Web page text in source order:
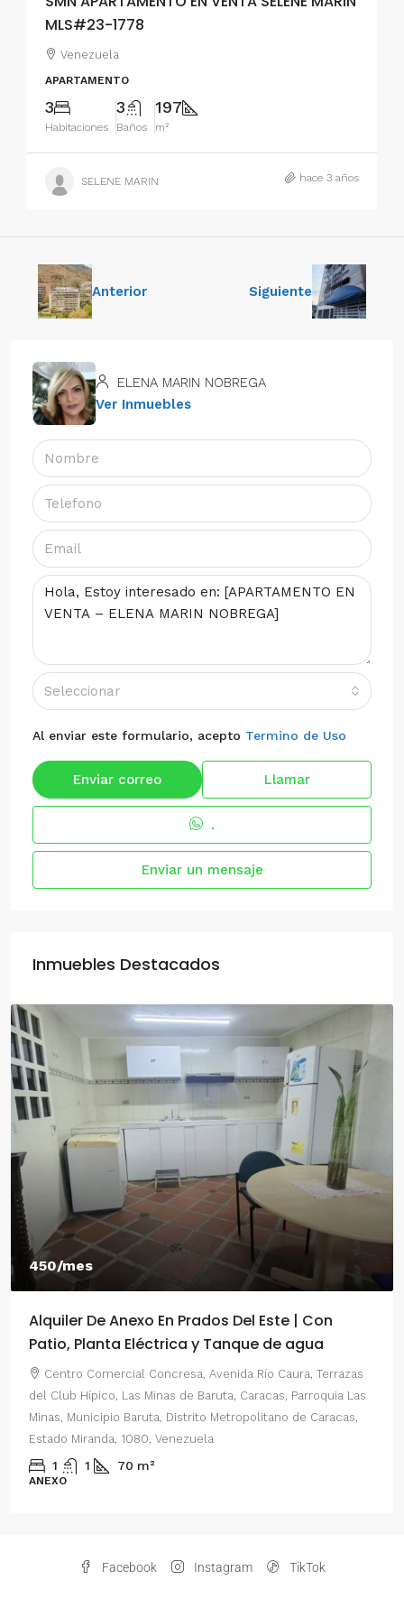
MLS#23-1778
Venezuela
APARTAMENTO
3
Habitaciones
3
Baños
197
m²
SELENE MARIN hace 3 años
Anterior Siguiente
ELENA MARIN NOBREGA
Ver Inmuebles
Seleccionar
Al enviar este formulario, acepto Termino de Uso
Enviar correo Llamar
.
Enviar un mensaje
Inmuebles Destacados
450/mes
Alquiler De Anexo En Prados Del Este | Con
Patio, Planta Eléctrica y Tanque de agua
Centro Comercial Concresa, Avenida Río Caura, Terrazas
del Club Hípico, Las Minas de Baruta, Caracas, Parroquia Las
Minas, Municipio Baruta, Distrito Metropolitano de Caracas,
Estado Miranda, 1080, Venezuela
1 1 70 m²
ANEXO
Facebook Instagram TikTok